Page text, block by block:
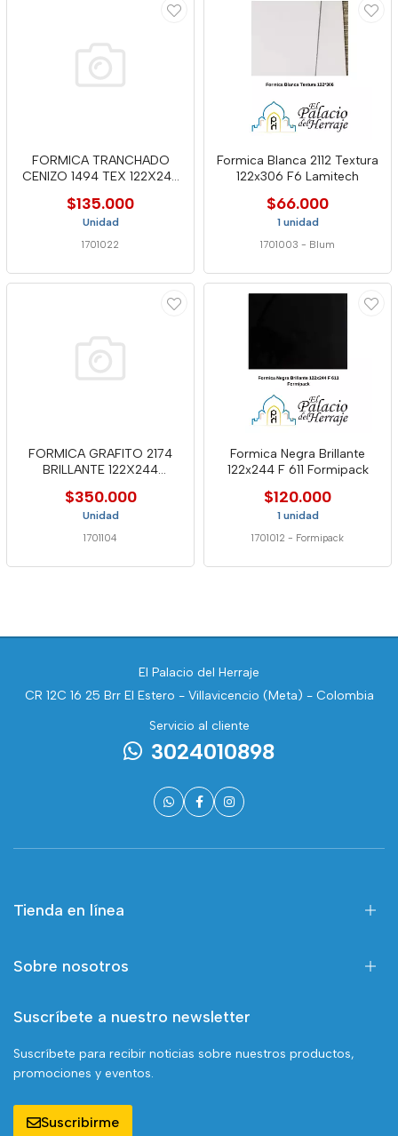
FORMICA TRANCHADO
CENIZO 1494 TEX 122X244
$135.000
Unidad
1701022
Formica Blanca 2112 Textura
122x306 F6 Lamitech
$66.000
1 unidad
1701003 - Blum
FORMICA GRAFITO 2174
BRILLANTE 122X244
$350.000
Unidad
1701104
Formica Negra Brillante
122x244 F 611 Formipack
$120.000
1 unidad
1701012 - Formipack
El Palacio del Herraje
CR 12C 16 25 Brr El Estero - Villavicencio (Meta) - Colombia
Servicio al cliente
3024010898
Tienda en línea
Sobre nosotros
Suscríbete a nuestro newsletter
Suscríbete para recibir noticias sobre nuestros productos,
promociones y eventos.
Suscribirme